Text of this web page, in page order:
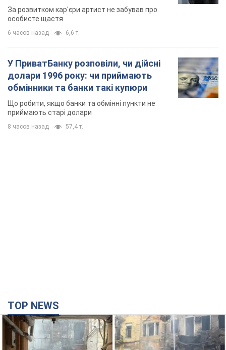
мають
За розвитком кар'єри артист не забував про
особисте щастя
6 часов назад 6,6 т.
У ПриватБанку розповіли, чи дійсні
долари 1996 року: чи приймають
обмінники та банки такі купюри
Що робити, якщо банки та обмінні пункти не
приймають старі долари
8 часов назад 57,4 т.
TOP NEWS